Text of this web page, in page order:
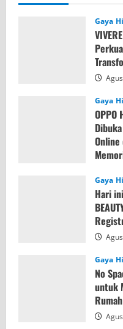
Gaya
Gaya
OPPO
Online
Gaya
Hari
Gaya
No
untuk